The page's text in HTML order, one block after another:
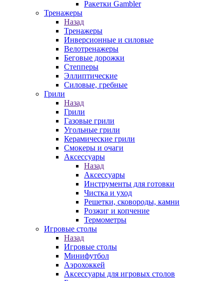
Ракетки Gambler
Тренажеры
Назад
Тренажеры
Инверсионные и силовые
Велотренажеры
Беговые дорожки
Степперы
Эллиптические
Силовые, гребные
Грили
Назад
Грили
Газовые грили
Угольные грили
Керамические грили
Смокеры и очаги
Аксессуары
Назад
Аксессуары
Инструменты для готовки
Чистка и уход
Решетки, сковороды, камни
Розжиг и копчение
Термометры
Игровые столы
Назад
Игровые столы
Минифутбол
Аэрохоккей
Аксессуары для игровых столов